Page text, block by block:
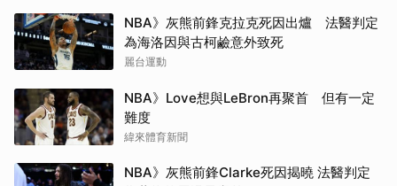
NBA》灰熊前鋒克拉克死因出爐 法醫判定
為海洛因與古柯鹼意外致死
麗台運動
NBA》Love想與LeBron再聚首 但有一定
難度
緯來體育新聞
NBA》灰熊前鋒Clarke死因揭曉 法醫判定